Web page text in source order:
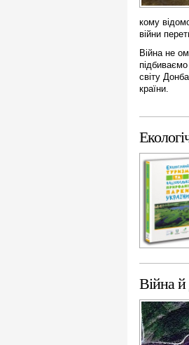
кому
вій­ни
Війна не
світу
країни.
Війна й